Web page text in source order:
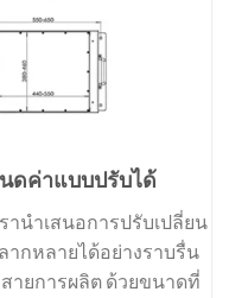
ดค่าแบบปรับได้
นำเสนอการปรับเปลี่ยน
กหลายได้อย่างราบรื่น
ายการผลิต ด้วยขนาดที่